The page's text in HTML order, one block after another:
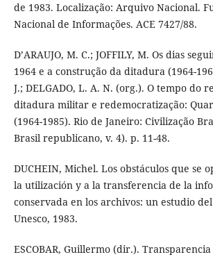
de 1983. Localização: Arquivo Nacional.
Nacional de Informações. ACE 7427/88.
D’ARAUJO, M. C.; JOFFILY, M. Os dias
1964 e a construção da ditadura (1964-
J.; DELGADO, L. A. N. (org.). O tempo do
ditadura militar e redemocratização:
(1964-1985). Rio de Janeiro: Civilização
Brasil republicano, v. 4). p. 11-48.
DUCHEIN, Michel. Los obstáculos que se
la utilización y a la transferencia de la
conservada en los archivos: un estudio del
Unesco, 1983.
ESCOBAR, Guillermo (dir.).